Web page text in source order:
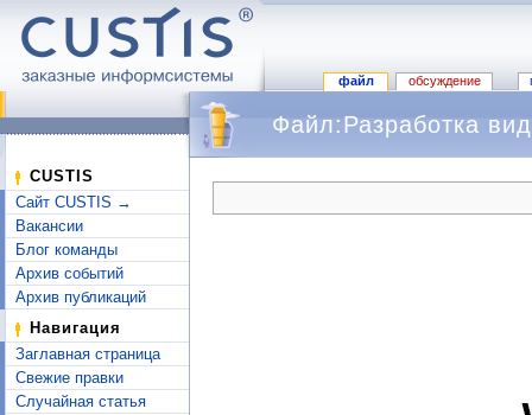
файл обсуждение
CUSTIS
Сайт CUSTIS →
Вакансии
Блог команды
Архив событий
Архив публикаций
Навигация
Заглавная страница
Свежие правки
Случайная статья
Файл:Разработка